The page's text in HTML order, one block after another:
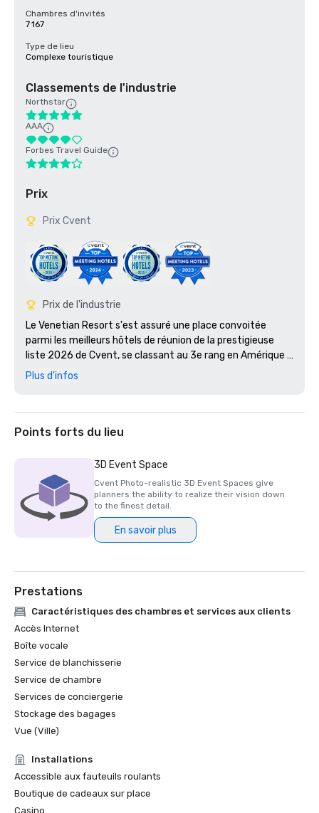
Chambres d'invités
7 167
Type de lieu
Complexe touristique
Classements de l'industrie
Northstar
AAA
Forbes Travel Guide
Prix
Prix Cvent
Prix de l'industrie
Le Venetian Resort s'est assuré une place convoitée
parmi les meilleurs hôtels de réunion de la prestigieuse
liste 2026 de Cvent, se classant au 3e rang en Amérique
du Nord et en tant que meilleur hôtel de Las Vegas.
meilleurs hôtels de Las Vegas lors des Condé Nast Traveler
Readers' Choice Awards 2025. Outre cette
Venetian a reçu la prestigieuse Triple Couronne Condé
Nast Traveler, une distinction d'élite décernée aux hôtels
et centres de villégiature qui ont
a remporté les trois principales distinctions de la
publication, à savoir la Hot List, la Gold List et les Readers'
Choice Awards, au cours des trente dernières années.
Plus d'infos
Points forts du lieu
3D Event Space
Cvent Photo-realistic 3D Event Spaces give
planners the ability to realize their vision down
to the finest detail.
En savoir plus
Prestations
Caractéristiques des chambres et services aux clients
Accès Internet
Boîte vocale
Service de blanchisserie
Service de chambre
Services de conciergerie
Stockage des bagages
Vue (Ville)
Installations
Accessible aux fauteuils roulants
Boutique de cadeaux sur place
Casino